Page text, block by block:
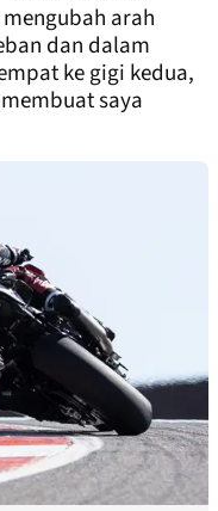
arah
dan dalam
ke gigi kedua,
saya